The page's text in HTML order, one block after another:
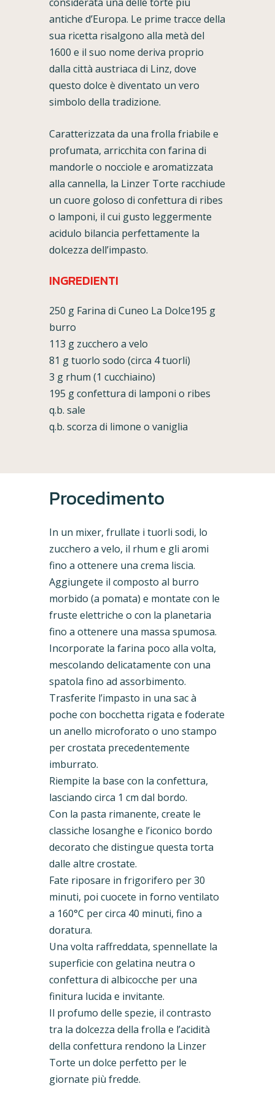
antiche d’Europa. Le prime tracce della
sua ricetta risalgono alla metà del
1600 e il suo nome deriva proprio
dalla città austriaca di Linz, dove
questo dolce è diventato un vero
simbolo della tradizione.
Caratterizzata da una frolla friabile e
profumata, arricchita con farina di
mandorle o nocciole e aromatizzata
alla cannella, la Linzer Torte racchiude
un cuore goloso di confettura di ribes
o lamponi, il cui gusto leggermente
acidulo bilancia perfettamente la
dolcezza dell’impasto.
INGREDIENTI
250 g Farina di Cuneo La Dolce195 g
burro
113 g zucchero a velo
81 g tuorlo sodo (circa 4 tuorli)
3 g rhum (1 cucchiaino)
195 g confettura di lamponi o ribes
q.b. sale
q.b. scorza di limone o vaniglia
Procedimento
In un mixer, frullate i tuorli sodi, lo
zucchero a velo, il rhum e gli aromi
fino a ottenere una crema liscia.
Aggiungete il composto al burro
morbido (a pomata) e montate con le
fruste elettriche o con la planetaria
fino a ottenere una massa spumosa.
Incorporate la farina poco alla volta,
mescolando delicatamente con una
spatola fino ad assorbimento.
Trasferite l’impasto in una sac à
poche con bocchetta rigata e foderate
un anello microforato o uno stampo
per crostata precedentemente
imburrato.
Riempite la base con la confettura,
lasciando circa 1 cm dal bordo.
Con la pasta rimanente, create le
classiche losanghe e l’iconico bordo
decorato che distingue questa torta
dalle altre crostate.
Fate riposare in frigorifero per 30
minuti, poi cuocete in forno ventilato
a 160°C per circa 40 minuti, fino a
doratura.
Una volta raffreddata, spennellate la
superficie con gelatina neutra o
confettura di albicocche per una
finitura lucida e invitante.
Il profumo delle spezie, il contrasto
tra la dolcezza della frolla e l’acidità
della confettura rendono la Linzer
Torte un dolce perfetto per le
giornate più fredde.